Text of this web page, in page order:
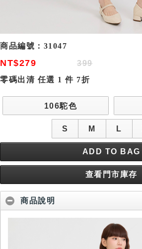
商品編號： 31047
NT$279
399
零碼出清 任選 1 件 7折
106駝色
S M L
ADD TO BAG
查看門市庫存
商品說明